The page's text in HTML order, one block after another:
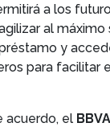
a los
al máximo
y
para facilitar
acuerdo, el BBVA